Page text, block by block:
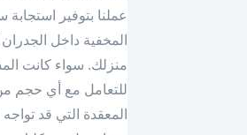
عملنا بتوفير
المخفية داخل
منزلك. سواء كانت
للتعامل مع أي حجم
المعقدة التي قد